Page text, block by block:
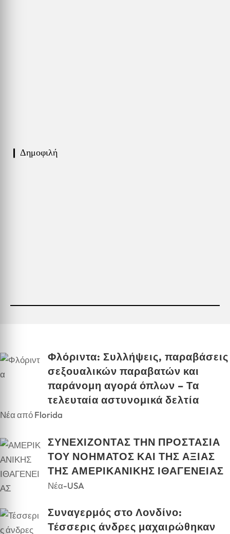
❙ Δημοφιλή
Φλόριντα: Συλλήψεις, παραβάσεις
σεξουαλικών παραβατών και
παράνομη αγορά όπλων – Τα
τελευταία αστυνομικά δελτία
Νέα από Florida
ΣΥΝΕΧΙΖΟΝΤΑΣ ΤΗΝ ΠΡΟΣΤΑΣΙΑ
ΤΟΥ ΝΟΗΜΑΤΟΣ ΚΑΙ ΤΗΣ ΑΞΙΑΣ
ΤΗΣ ΑΜΕΡΙΚΑΝΙΚΗΣ ΙΘΑΓΕΝΕΙΑΣ
Νέα-USA
Συναγερμός στο Λονδίνο:
Τέσσερις άνδρες μαχαιρώθηκαν